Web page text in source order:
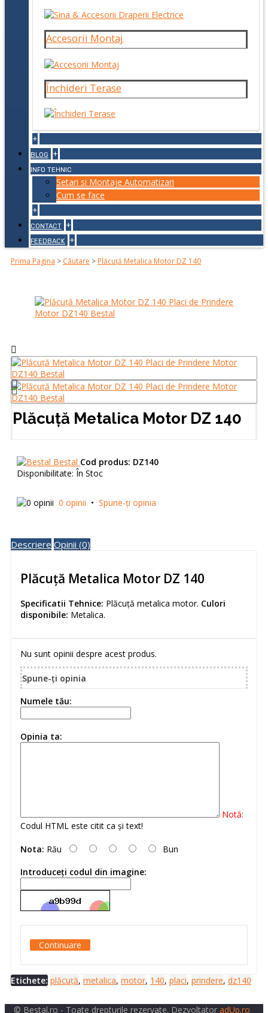
Accesorii Montaj
Închideri Terase
+
BLOG +
INFO TEHNIC
Setari si Montaje Automatizari
Cum se face
+
CONTACT +
FEEDBACK +
Prima Pagina > Căutare > Plăcuță Metalica Motor DZ 140
Plăcuță Metalica Motor DZ 140
Bestal Cod produs: DZ140
Disponibilitate: În Stoc
0 opinii • Spune-ţi opinia
Descriere Opinii (0)
Plăcuță Metalica Motor DZ 140
Specificatii Tehnice: Plăcuță metalica motor. Culori
disponibile: Metalica.
Nu sunt opinii despre acest produs.
Spune-ţi opinia
Numele tău:
Opinia ta:
Notă:
Codul HTML este citit ca şi text!
Nota: Rău
Bun
Introduceţi codul din imagine:
Continuare
Etichete: plăcuță, metalica, motor, 140, placi, prindere, dz140
© Bestal.ro - Toate drepturile rezervate. Dezvoltator adUp.ro